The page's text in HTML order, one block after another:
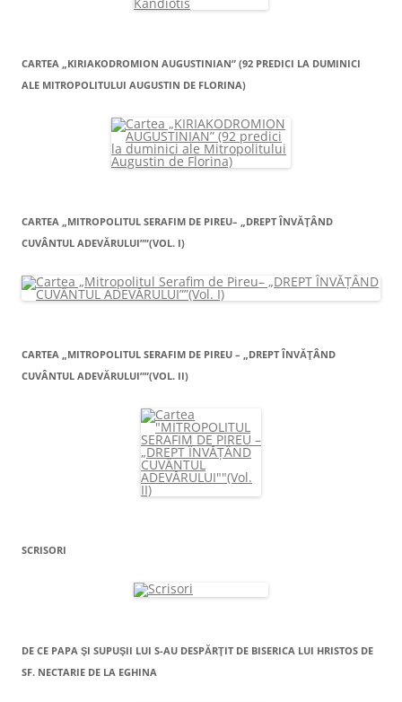
CARTEA „KIRIAKODROMION AUGUSTINIAN” (92 PREDICI LA DUMINICI
ALE MITROPOLITULUI AUGUSTIN DE FLORINA)
CARTEA „MITROPOLITUL SERAFIM DE PIREU– „DREPT ÎNVĂŢÂND
CUVÂNTUL ADEVĂRULUI””(VOL. I)
CARTEA „MITROPOLITUL SERAFIM DE PIREU – „DREPT ÎNVĂŢÂND
CUVÂNTUL ADEVĂRULUI””(VOL. II)
SCRISORI
DE CE PAPA ŞI SUPUŞII LUI S-AU DESPĂRŢIT DE BISERICA LUI HRISTOS DE
SF. NECTARIE DE LA EGHINA